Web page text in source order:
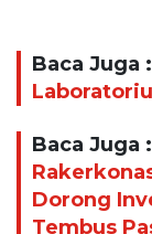
Baca Juga :
Baca Juga :
Dorong
Tembus